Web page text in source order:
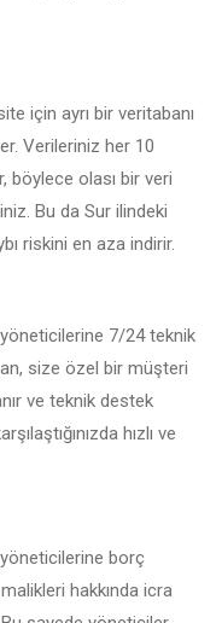
için ayrı bir veritabanı
Verileriniz her 10
böylece olası bir veri
Bu da Sur ilindeki
riskini en aza indirir.
7/24 teknik
size özel bir müşteri
ve teknik destek
hızlı ve
borç
hakkında icra